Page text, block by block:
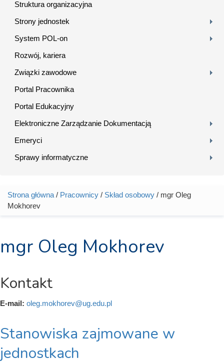
Struktura organizacyjna
Strony jednostek
System POL-on
Rozwój, kariera
Związki zawodowe
Portal Pracownika
Portal Edukacyjny
Elektroniczne Zarządzanie Dokumentacją
Emeryci
Sprawy informatyczne
Jesteś tutaj
Strona główna / Pracownicy / Skład osobowy / mgr Oleg
Mokhorev
mgr Oleg Mokhorev
Kontakt
E-mail: oleg.mokhorev@ug.edu.pl
Stanowiska zajmowane w
jednostkach